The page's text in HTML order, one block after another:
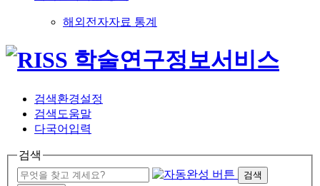
해외전자자료 통계
검색환경설정
검색도움말
다국어입력
검색
검색